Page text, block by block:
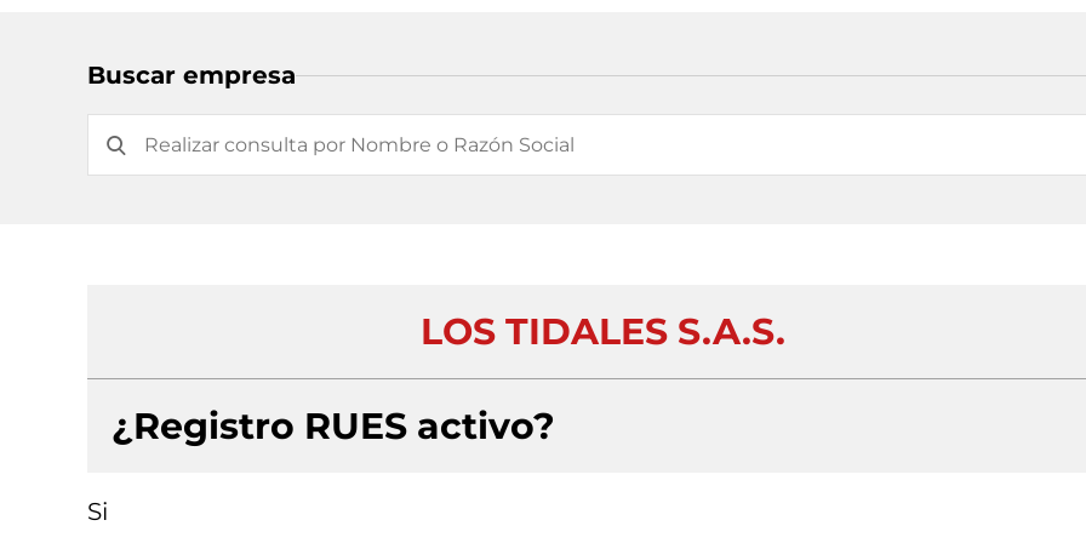
Buscar empresa
LOS TIDALES S.A.S.
¿Registro RUES activo?
Si